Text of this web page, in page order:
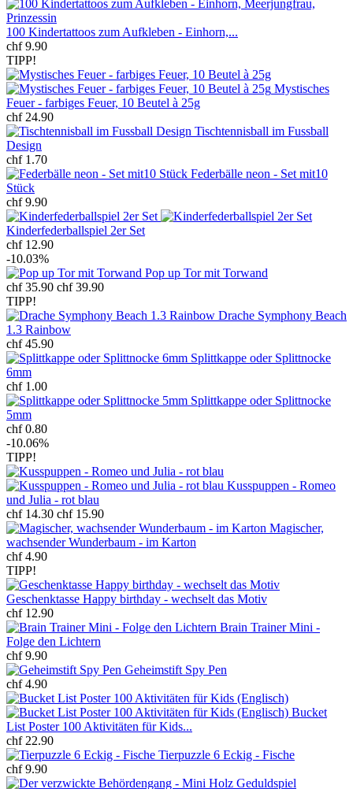
100 Kindertattoos zum Aufkleben - Einhorn,...
chf 9.90
TIPP!
Mystisches
Feuer - farbiges Feuer, 10 Beutel à 25g
chf 24.90
Tischtennisball im Fussball
Design
chf 1.70
Federbälle neon - Set mit10
Stück
chf 9.90
Kinderfederballspiel 2er Set
chf 12.90
-10.03%
Pop up Tor mit Torwand
chf 35.90 chf 39.90
TIPP!
Drache Symphony Beach
1.3 Rainbow
chf 45.90
Splittkappe oder Splittnocke
6mm
chf 1.00
Splittkappe oder Splittnocke
5mm
chf 0.80
-10.06%
TIPP!
Kusspuppen - Romeo
und Julia - rot blau
chf 14.30 chf 15.90
Magischer,
wachsender Wunderbaum - im Karton
chf 4.90
TIPP!
Geschenktasse Happy birthday - wechselt das Motiv
chf 12.90
Brain Trainer Mini -
Folge den Lichtern
chf 9.90
Geheimstift Spy Pen
chf 4.90
Bucket
List Poster 100 Aktivitäten für Kids...
chf 22.90
Tierpuzzle 6 Eckig - Fische
chf 9.90